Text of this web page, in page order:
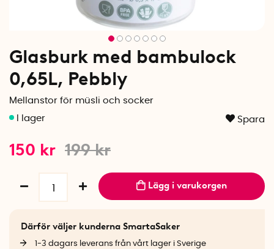
Glasburk med bambulock
0,65L, Pebbly
Mellanstor för müsli och socker
Spara
199kr
150 kr
Lägg i varukorgen
Därför väljer kunderna SmartaSaker
1-3 dagars leverans från vårt lager i Sverige